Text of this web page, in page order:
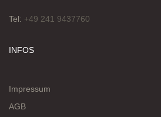
Tel: +49 241 9437760
INFOS
Impressum
AGB